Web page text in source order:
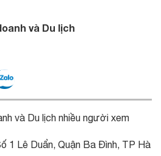
và Du lịch
và Du lịch nhiều người xem
1 Lê Duẩn, Quận Ba Đình, TP Hà